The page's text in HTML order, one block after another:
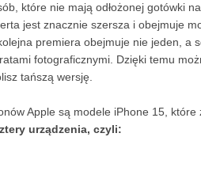
które nie mają odłożonej gotówki
jest znacznie szersza i obejmuje
premiera obejmuje nie jeden, a
fotograficznymi. Dzięki temu
tańszą wersję.
Apple są modele iPhone 15,
urządzenia, czyli: